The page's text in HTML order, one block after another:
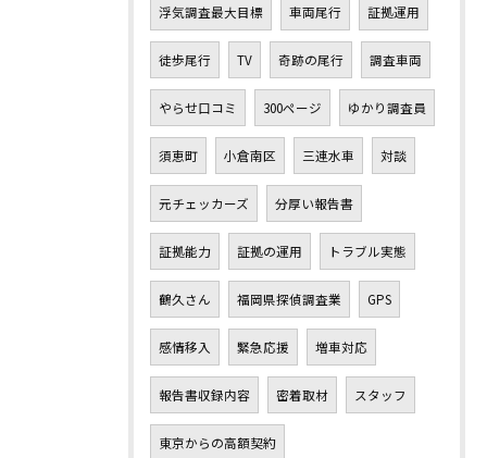
浮気調査最大目標 車両尾行 証拠運用
徒歩尾行 TV 奇跡の尾行 調査車両
やらせ口コミ 300ページ ゆかり調査員
須恵町 小倉南区 三連水車 対談
元チェッカーズ 分厚い報告書
証拠能力 証拠の運用 トラブル実態
鶴久さん 福岡県探偵調査業 GPS
感情移入 緊急応援 増車対応
報告書収録内容 密着取材 スタッフ
東京からの高額契約